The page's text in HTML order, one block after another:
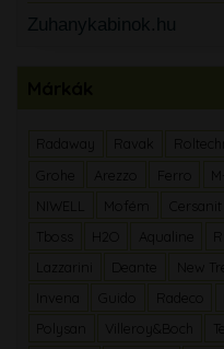
Zuhanykabinok.hu
Grohe
Arezzo Ferro
Mofém Cersanit
Tboss
H2O Aqualine
Deante New
Invena
Radeco
Villeroy&Boch